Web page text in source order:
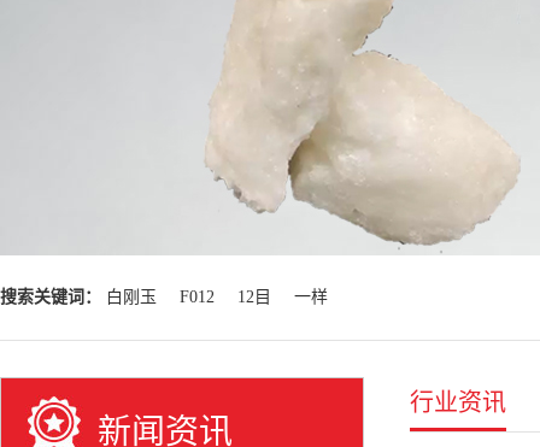
搜索关键词： 白刚玉 F012 12目 一样
新闻资讯
行业资讯